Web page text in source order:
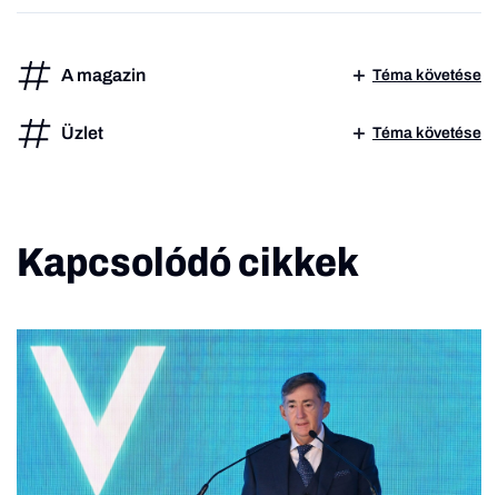
A magazin Téma követése
Üzlet Téma követése
Kapcsolódó cikkek